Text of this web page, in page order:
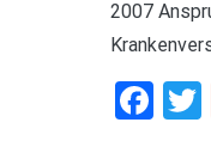
2007